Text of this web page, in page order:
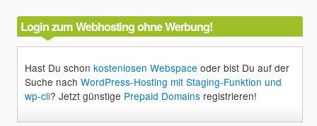
Login zum Webhosting ohne Werbung!
Hast Du schonkostenlosen Webspace oder bist Du auf der
Suche nachWordPress-Hosting mit Staging-Funktion und
wp-cli? Jetzt günstige Prepaid Domains registrieren!